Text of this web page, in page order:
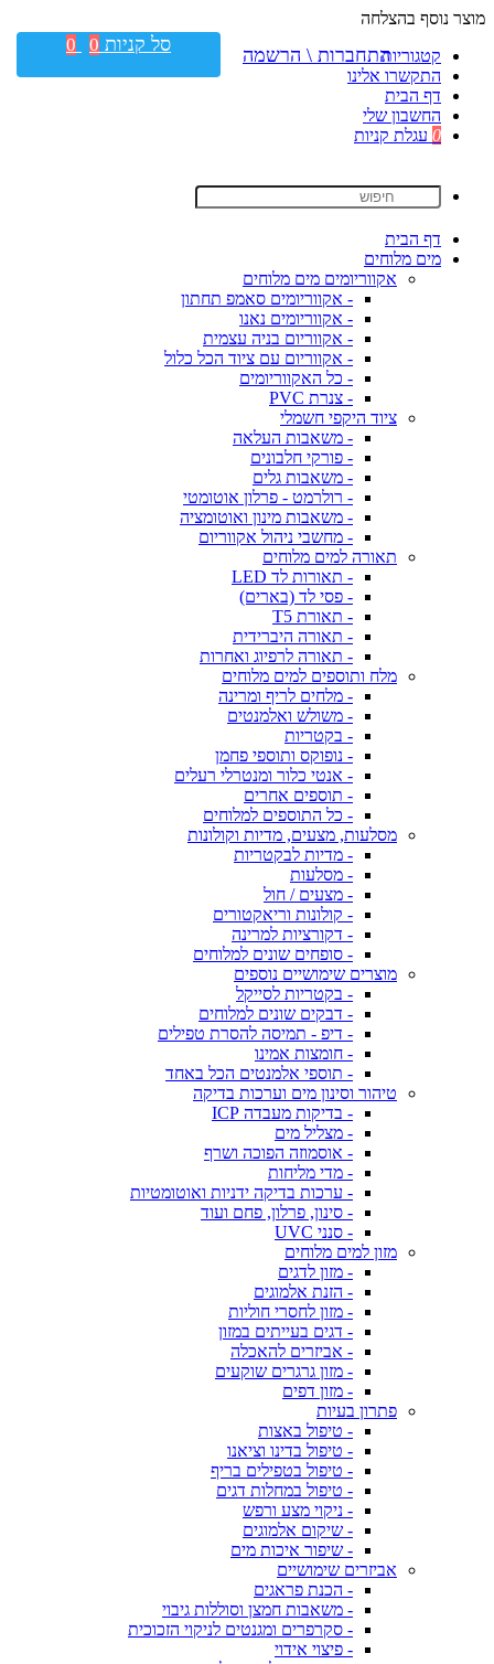
מוצר נוסף בהצלחה
קטגוריות
התקשרו אלינו
דף הבית
החשבון שלי
0 עגלת קניות
דף הבית
מים מלוחים
אקווריומים מים מלוחים
- אקווריומים סאמפ תחתון
- אקווריומים נאנו
- אקווריום בניה עצמית
- אקווריום עם ציוד הכל כלול
- כל האקווריומים
- צנרת PVC
ציוד היקפי חשמלי
- משאבות העלאה
- פורקי חלבונים
- משאבות גלים
- רולרמט - פרלון אוטומטי
- משאבות מינון ואוטומציה
- מחשבי ניהול אקווריום
תאורה למים מלוחים
- תאורות לד LED
- פסי לד (בארים)
- תאורת T5
- תאורה היברידית
- תאורה לרפיוג ואחרות
מלח ותוספים למים מלוחים
- מלחים לריף ומרינה
- משולש ואלמנטים
- בקטריות
- נופוקס ותוספי פחמן
- אנטי כלור ומנטרלי רעלים
- תוספים אחרים
- כל התוספים למלוחים
מסלעות, מצעים, מדיות וקולונות
- מדיות לבקטריות
- מסלעות
- מצעים / חול
- קולונות וריאקטורים
- דקורציות למרינה
- סופחים שונים למלוחים
מוצרים שימושיים נוספים
- בקטריות לסייקל
- דבקים שונים למלוחים
- דיפ - תמיסה להסרת טפילים
- חומצות אמינו
- תוספי אלמנטים הכל באחד
טיהור וסינון מים וערכות בדיקה
- בדיקות מעבדה ICP
- מצליל מים
- אוסמוזה הפוכה ושרף
- מדי מליחות
- ערכות בדיקה ידניות ואוטומטיות
- סינון, פרלון, פחם ועוד
- סנני UVC
מזון למים מלוחים
- מזון לדגים
- הזנת אלמוגים
- מזון לחסרי חוליות
- דגים בעייתים במזון
- אביזרים להאכלה
- מזון גרגרים שוקעים
- מזון דפים
פתרון בעיות
- טיפול באצות
- טיפול בדינו וציאנו
- טיפול בטפילים בריף
- טיפול במחלות דגים
- ניקוי מצע ורפש
- שיקום אלמוגים
- שיפור איכות מים
אביזרים שימושיים
- הכנת פראגים
- משאבות חמצן וסוללות גיבוי
- סקרפרים ומגנטים לניקוי הזכוכית
- פיצוי אידוי
התחברות \ הרשמה סל קניות 0
0